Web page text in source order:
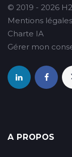
© 2019 - 2026
Mentions légales
Charte IA
Gérer mon
A PROPOS